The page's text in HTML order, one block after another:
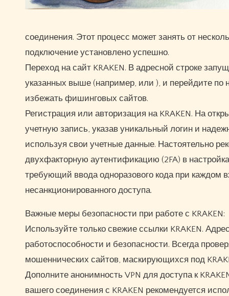
соединения. Этот процесс может занять от
подключение установлено успешно.
Переход на сайт KRAKEN. В адресной строке
указанных выше (например, или ), и перейдите по
избежать фишинговых сайтов.
Регистрация или авторизация на KRAKEN. На
учетную запись, указав уникальный логин и
используя свои учетные данные. Настоятельно
двухфакторную аутентификацию (2FA) в
требующий ввода одноразового кода при каждом
несанкционированного доступа.
Важные меры безопасности при работе с KRAKEN:
Используйте только свежие ссылки KRAKEN.
работоспособности и безопасности. Всегда
мошеннических сайтов, маскирующихся под
Дополните анонимность VPN для доступа к
вашего соединения с KRAKEN рекомендуется